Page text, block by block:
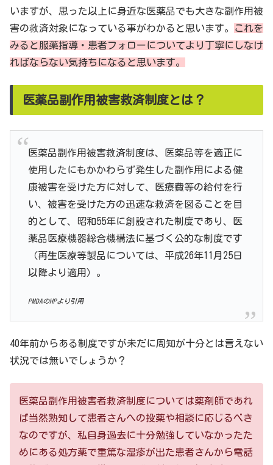
いますが、思った以上に身近な医薬品でも大きな副作用被
害の救済対象になっている事がわかると思います。
これを
みると服薬指導・患者フォローについてより丁寧にしなけ
ればならない気持ちになると思います。
医薬品副作用被害救済制度とは？
医薬品副作用被害救済制度は、医薬品等を適正に
使用したにもかかわらず発生した副作用による健
康被害を受けた方に対して、医療費等の給付を行
い、被害を受けた方の迅速な救済を図ることを目
的として、昭和55年に創設された制度であり、医
薬品医療機器総合機構法に基づく公的な制度です
（再生医療等製品については、平成26年11月25日
以降より適用）。
PMDAのHPより引用
40年前からある制度ですが未だに周知が十分とは言えない
状況では無いでしょうか？
医薬品副作用被害者救済制度については薬剤師であれ
ば当然熟知して患者さんへの投薬や相談に応じるべき
なのですが、私自身過去に十分勉強していなかったた
めにある処方薬で重篤な湿疹が出た患者さんから電話